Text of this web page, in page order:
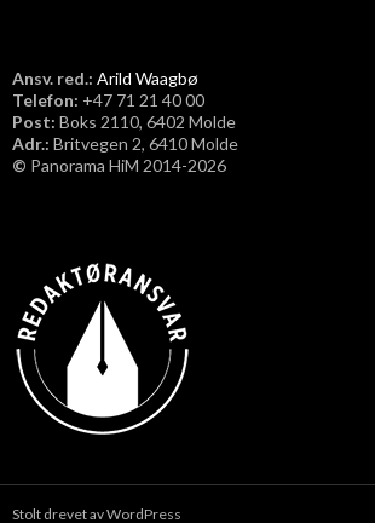
Ansv. red.: Arild Waagbø
Telefon: ​+47 71 21 40 00
Post: Boks 2110, 6402 Molde
Adr.: Britvegen 2, 6410 Molde
© Panorama HiM 2014-2026
Stolt drevet av WordPress